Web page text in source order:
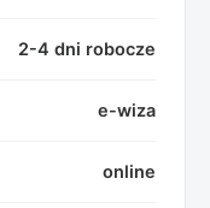
2-4 dni robocze
e-wiza
online